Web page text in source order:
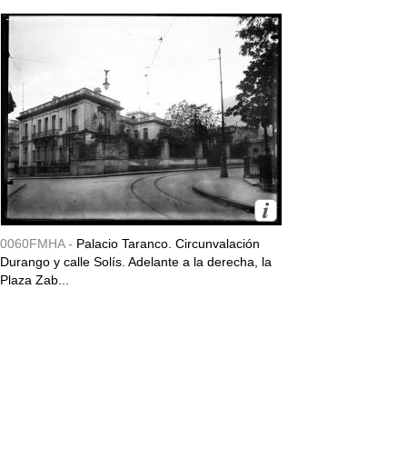
0060FMHA - Palacio Taranco. Circunvalación
Durango y calle Solís. Adelante a la derecha, la
Plaza Zab...